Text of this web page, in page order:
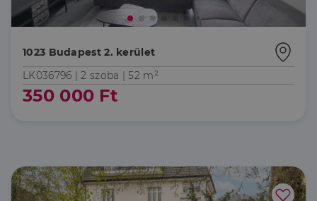
1023 Budapest 2. kerület
LK036796 |2 szoba | 52 m²
350 000 Ft